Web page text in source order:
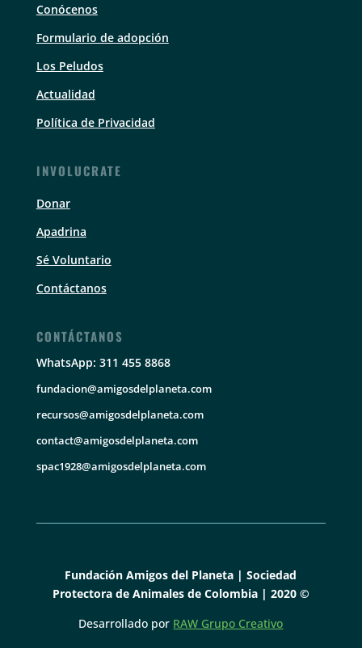
Conócenos
Formulario de adopción
Los Peludos
Actualidad
Política de Privacidad
INVOLUCRATE
Donar
Apadrina
Sé Voluntario
Contáctanos
CONTÁCTANOS
WhatsApp: 311 455 8868
fundacion@amigosdelplaneta.com
recursos@amigosdelplaneta.com
contact@amigosdelplaneta.com
spac1928@amigosdelplaneta.com
Fundación Amigos del Planeta | Sociedad
Protectora de Animales de Colombia | 2020 ©
Desarrollado por RAW Grupo Creativo